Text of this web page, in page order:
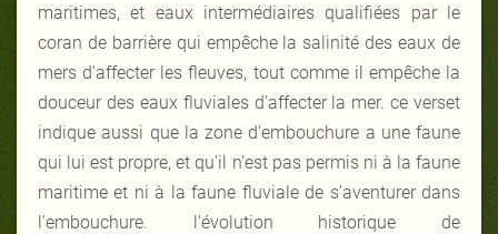
maritimes, et eaux intermédiaires qualifiées par le
coran de barrière qui empêche la salinité des eaux de
mers d'affecter les fleuves, tout comme il empêche la
douceur des eaux fluviales d'affecter la mer. ce verset
indique aussi que la zone d'embouchure a une faune
qui lui est propre, et qu'il n'est pas permis ni à la faune
maritime et ni à la faune fluviale de s'aventurer dans
l'embouchure. l'évolution historique de